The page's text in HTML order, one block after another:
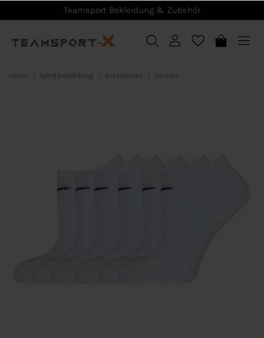
Teamsport Bekleidung & Zubehör
Home Sportbekleidung Accessoires Socken